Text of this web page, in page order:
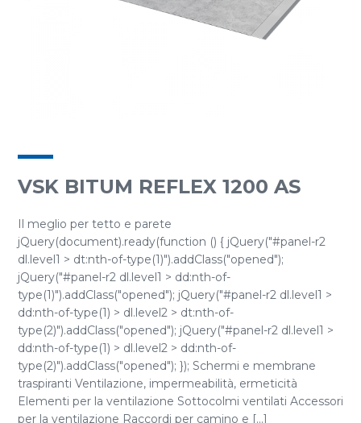
VSK BITUM REFLEX 1200 AS
Il meglio per tetto e parete
jQuery(document).ready(function () { jQuery("#panel-r2
dl.level1 > dt:nth-of-type(1)").addClass("opened");
jQuery("#panel-r2 dl.level1 > dd:nth-of-
type(1)").addClass("opened"); jQuery("#panel-r2 dl.level1 >
dd:nth-of-type(1) > dl.level2 > dt:nth-of-
type(2)").addClass("opened"); jQuery("#panel-r2 dl.level1 >
dd:nth-of-type(1) > dl.level2 > dd:nth-of-
type(2)").addClass("opened"); }); Schermi e membrane
traspiranti Ventilazione, impermeabilità, ermeticità
Elementi per la ventilazione Sottocolmi ventilati Accessori
per la ventilazione Raccordi per camino e [...]